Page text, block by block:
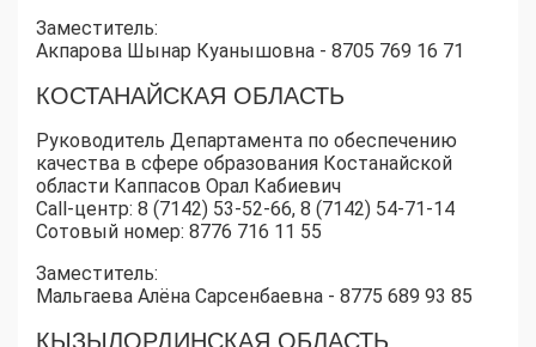
Заместитель:
Акпарова Шынар Куанышовна - 8705 769 16 71
КОСТАНАЙСКАЯ ОБЛАСТЬ
Руководитель Департамента по обеспечению
качества в сфере образования Костанайской
области Каппасов Орал Кабиевич
Call-центр: 8 (7142) 53-52-66, 8 (7142) 54-71-14
Сотовый номер: 8776 716 11 55
Заместитель:
Мальгаева Алёна Сарсенбаевна - 8775 689 93 85
КЫЗЫЛОРДИНСКАЯ ОБЛАСТЬ